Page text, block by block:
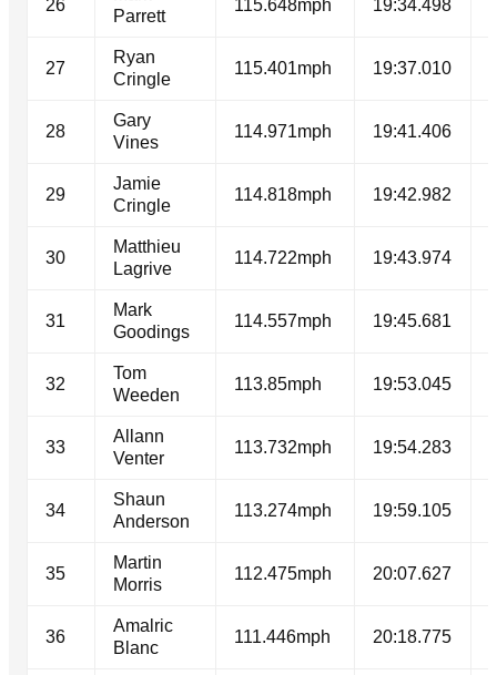
26
Parrett
115.648mph 19:34.498
27
Ryan
Cringle
115.401mph 19:37.010
28
Gary
Vines
114.971mph 19:41.406
29
Jamie
Cringle
114.818mph 19:42.982
30
Matthieu
Lagrive
114.722mph 19:43.974
31
Mark
Goodings
114.557mph 19:45.681
32
Tom
Weeden
113.85mph 19:53.045
33
Allann
Venter
113.732mph 19:54.283
34
Shaun
Anderson
113.274mph 19:59.105
35
Martin
Morris
112.475mph 20:07.627
36
Amalric
Blanc
111.446mph 20:18.775